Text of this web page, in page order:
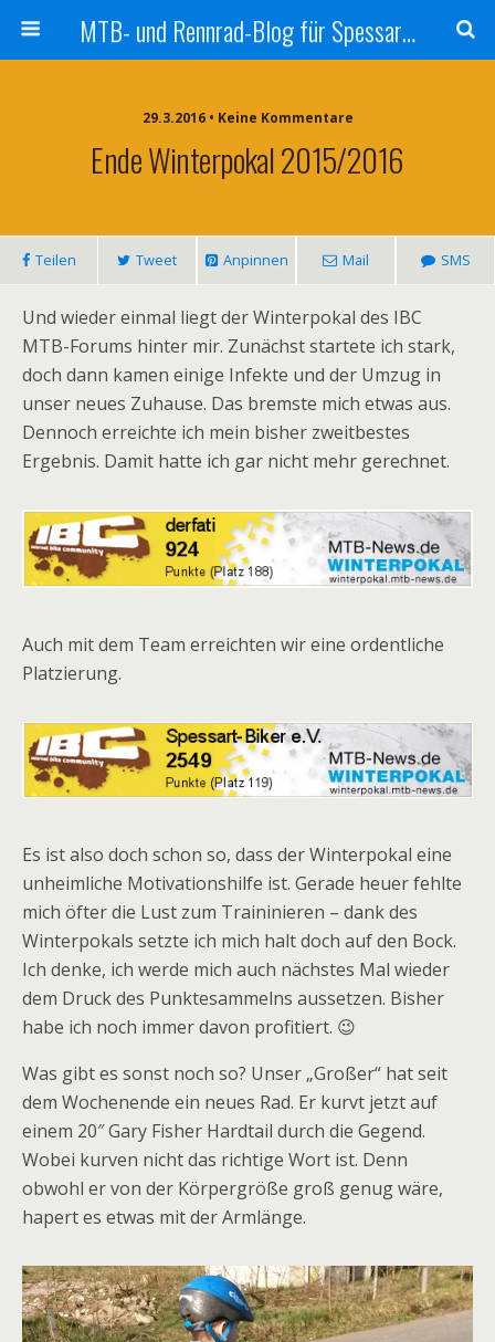
MTB- und Rennrad-Blog für Spessart und Umgebung
29.3.2016 • Keine Kommentare
Ende Winterpokal 2015/2016
Teilen Tweet Anpinnen Mail SMS
Und wieder einmal liegt der Winterpokal des IBC
MTB-Forums hinter mir. Zunächst startete ich stark,
doch dann kamen einige Infekte und der Umzug in
unser neues Zuhause. Das bremste mich etwas aus.
Dennoch erreichte ich mein bisher zweitbestes
Ergebnis. Damit hatte ich gar nicht mehr gerechnet.
Auch mit dem Team erreichten wir eine ordentliche
Platzierung.
Es ist also doch schon so, dass der Winterpokal eine
unheimliche Motivationshilfe ist. Gerade heuer fehlte
mich öfter die Lust zum Traininieren – dank des
Winterpokals setzte ich mich halt doch auf den Bock.
Ich denke, ich werde mich auch nächstes Mal wieder
dem Druck des Punktesammelns aussetzen. Bisher
habe ich noch immer davon profitiert. 😉
Was gibt es sonst noch so? Unser „Großer“ hat seit
dem Wochenende ein neues Rad. Er kurvt jetzt auf
einem 20″ Gary Fisher Hardtail durch die Gegend.
Wobei kurven nicht das richtige Wort ist. Denn
obwohl er von der Körpergröße groß genug wäre,
hapert es etwas mit der Armlänge.